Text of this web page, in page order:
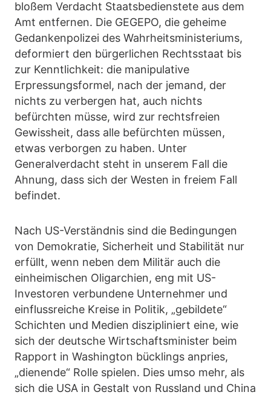
bloßem Verdacht Staatsbedienstete aus dem
Amt entfernen. Die GEGEPO, die geheime
Gedankenpolizei des Wahrheitsministeriums,
deformiert den bürgerlichen Rechtsstaat bis
zur Kenntlichkeit: die manipulative
Erpressungsformel, nach der jemand, der
nichts zu verbergen hat, auch nichts
befürchten müsse, wird zur rechtsfreien
Gewissheit, dass alle befürchten müssen,
etwas verborgen zu haben. Unter
Generalverdacht steht in unserem Fall die
Ahnung, dass sich der Westen in freiem Fall
befindet.
Nach US-Verständnis sind die Bedingungen
von Demokratie, Sicherheit und Stabilität nur
erfüllt, wenn neben dem Militär auch die
einheimischen Oligarchien, eng mit US-
Investoren verbundene Unternehmer und
einflussreiche Kreise in Politik, „gebildete“
Schichten und Medien diszipliniert eine, wie
sich der deutsche Wirtschaftsminister beim
Rapport in Washington bücklings anpries,
„dienende“ Rolle spielen. Dies umso mehr, als
sich die USA in Gestalt von Russland und China